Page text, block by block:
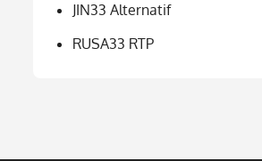
JIN33 Alternatif
RUSA33 RTP